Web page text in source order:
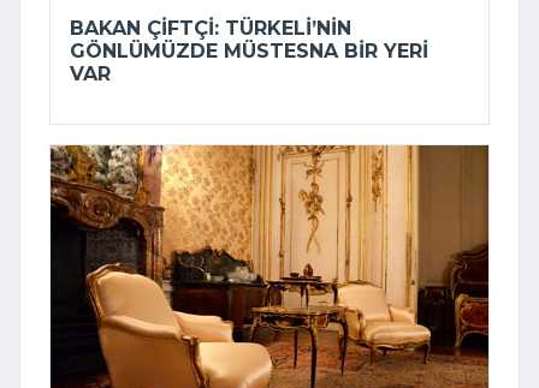
BAKAN ÇIFTÇI: TÜRKELI’NIN
GÖNLÜMÜZDE MÜSTESNA BIR YERI
VAR